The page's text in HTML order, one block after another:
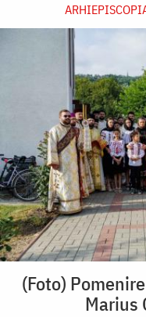
(Foto)
Marius